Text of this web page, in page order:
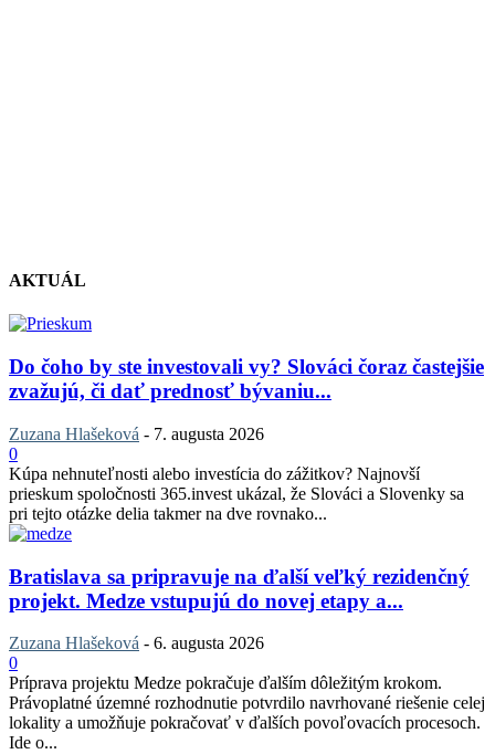
AKTUÁL
Do čoho by ste investovali vy? Slováci čoraz častejšie
zvažujú, či dať prednosť bývaniu...
Zuzana Hlašeková - 7. augusta 2026
0
Kúpa nehnuteľnosti alebo investícia do zážitkov? Najnovší
prieskum spoločnosti 365.invest ukázal, že Slováci a Slovenky sa
pri tejto otázke delia takmer na dve rovnako...
Bratislava sa pripravuje na ďalší veľký rezidenčný
projekt. Medze vstupujú do novej etapy a...
Zuzana Hlašeková - 6. augusta 2026
0
Príprava projektu Medze pokračuje ďalším dôležitým krokom.
Právoplatné územné rozhodnutie potvrdilo navrhované riešenie celej
lokality a umožňuje pokračovať v ďalších povoľovacích procesoch.
Ide o...